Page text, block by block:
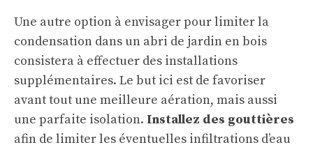
Une autre option à envisager pour limiter la
condensation dans un abri de jardin en bois
consistera à effectuer des installations
supplémentaires. Le but ici est de favoriser
avant tout une meilleure aération, mais aussi
une parfaite isolation. Installez des gouttières
afin de limiter les éventuelles infiltrations d’eau